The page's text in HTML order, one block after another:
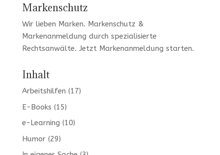
Markenschutz
Wir lieben Marken. Markenschutz &
Markenanmeldung durch spezialisierte
Rechtsanwälte. Jetzt Markenanmeldung starten.
Inhalt
Arbeitshilfen (17)
E-Books (15)
e-Learning (10)
Humor(29)